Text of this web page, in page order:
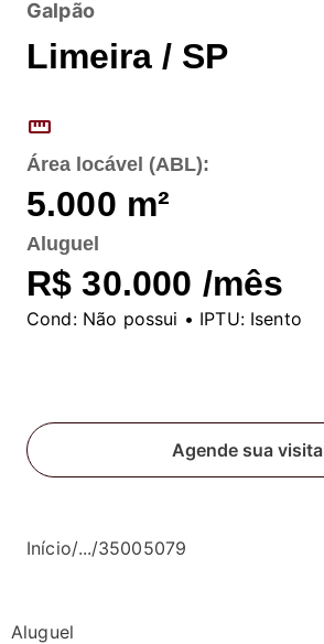
Galpão
Limeira / SP
straighten
Área locável (ABL):
5.000 m²
Aluguel
R$ 30.000 /mês
Cond:Não possui • IPTU:Isento
Agende sua visita
Início/.../35005079
Aluguel